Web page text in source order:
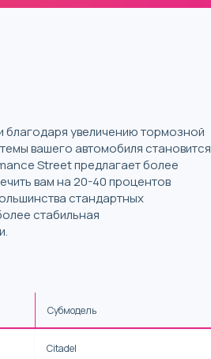
благодаря увеличению тормозной
вашего автомобиля становится
Street предлагает более
вам на 20-40 процентов
стандартных
стабильная
Субмодель
Citadel